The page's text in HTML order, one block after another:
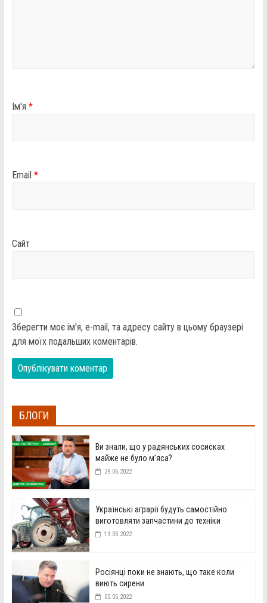
Ім'я *
Email *
Сайт
Зберегти моє ім'я, e-mail, та адресу сайту в цьому браузері
для моїх подальших коментарів.
БЛОГИ
Ви знали, що у радянських сосисках
майже не було м’яса?
29.06.2022
Українські аграрії будуть самостійно
виготовляти запчастини до техніки
13.05.2022
Росіянці поки не знають, що таке коли
виють сирени
05.05.2022